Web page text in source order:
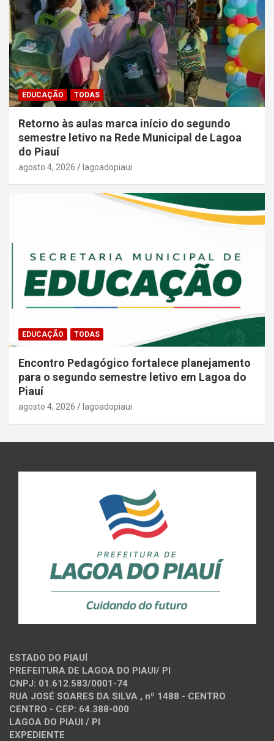
EDUCAÇÃO TODAS
Retorno às aulas marca início do segundo
semestre letivo na Rede Municipal de Lagoa
do Piauí
agosto 4, 2026 lagoadopiaui
EDUCAÇÃO TODAS
Encontro Pedagógico fortalece planejamento
para o segundo semestre letivo em Lagoa do
Piauí
agosto 4, 2026 lagoadopiaui
ESTADO DO PIAUÍ
PREFEITURA DE LAGOA DO PIAUI/ PI
CNPJ: 01.612.583/0001-74
RUA JOSÉ SOARES DA SILVA , nº 1488 - CENTRO
CENTRO - CEP: 64.388-000
LAGOA DO PIAUI / PI
EXPEDIENTE